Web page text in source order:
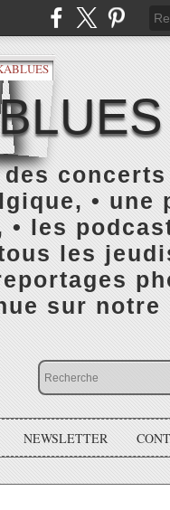
des
• une
les
les
sur
NEWSLETTER